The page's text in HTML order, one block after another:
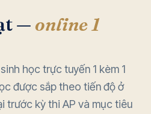
— online 1
học trực tuyến 1 kèm 1
được sắp theo tiến độ ở
trước kỳ thi AP và mục tiêu